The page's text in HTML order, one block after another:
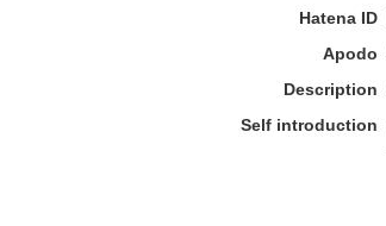
Hatena ID
Apodo
Description
Self introduction